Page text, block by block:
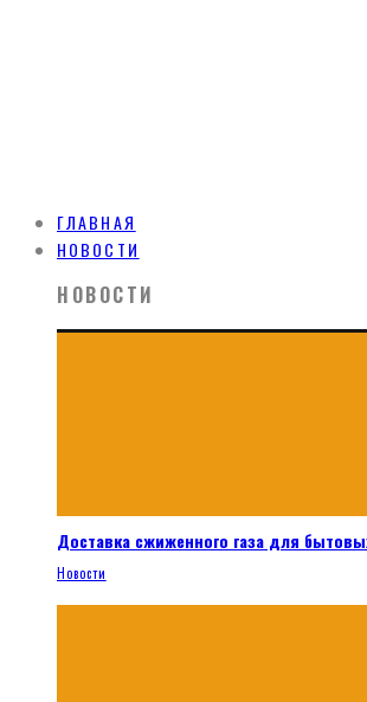
ГЛАВНАЯ
НОВОСТИ
НОВОСТИ
Доставка сжиженного газа для
Новости